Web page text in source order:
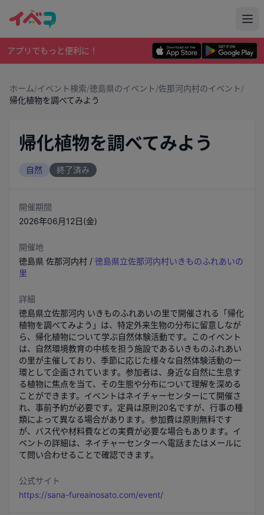
アプリでもっと便利に！
ホーム/イベント検索/徳島県のイベント/佐那河内村のイベント/
帰化植物を調べてみよう
帰化植物を調べてみよう
自然 終了済み
開催期間
2026年06月12日(金)
開催地
徳島県 佐那河内村 / 徳島県立佐那河内村いきものふれあいの
里
詳細
徳島県立佐那河内 いきものふれあいの里で開催される「帰化
植物を調べてみよう」は、特定外来生物の分布に留意しなが
ら、帰化植物について学ぶ自然体験活動です。このイベント
は、自然環境教育の中核を担う施設であるいきものふれあい
の里が主催しており、季節に応じた様々な自然体験活動の一
環として企画されています。参加者は、身近な自然に生息す
る植物に焦点を当て、その生態や分布について理解を深める
ことができます。イベントはネイチャーセンターにて開催さ
れ、事前予約が必要です。定員は原則20名ですが、行事の種
類によって異なる場合があります。参加費は原則無料です
が、バス代や材料費などの実費が必要な場合もあります。イ
ベントの詳細は、ネイチャーセンターへ電話またはメールに
て問い合わせることで確認できます。
公式サイト
https://sana-fureainosato.com/event/